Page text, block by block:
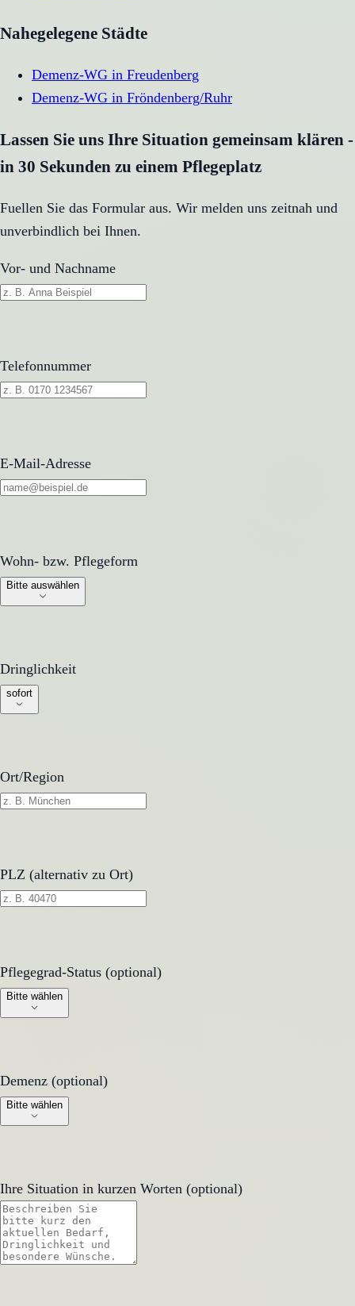
Nahegelegene Städte
Demenz-WG in Freudenberg
Demenz-WG in Fröndenberg/Ruhr
Lassen Sie uns Ihre Situation gemeinsam klären -
in 30 Sekunden zu einem Pflegeplatz
Fuellen Sie das Formular aus. Wir melden uns zeitnah und
unverbindlich bei Ihnen.
Vor- und Nachname
Telefonnummer
E-Mail-Adresse
Wohn- bzw. Pflegeform
Wohn- bzw. Pflegeform
Bitte auswählen
Dringlichkeit
Dringlichkeit
sofort
Ort/Region
PLZ (alternativ zu Ort)
Pflegegrad-Status (optional)
Pflegegrad-Status (optional)
Bitte wählen
Demenz (optional)
Demenz (optional)
Bitte wählen
Ihre Situation in kurzen Worten (optional)